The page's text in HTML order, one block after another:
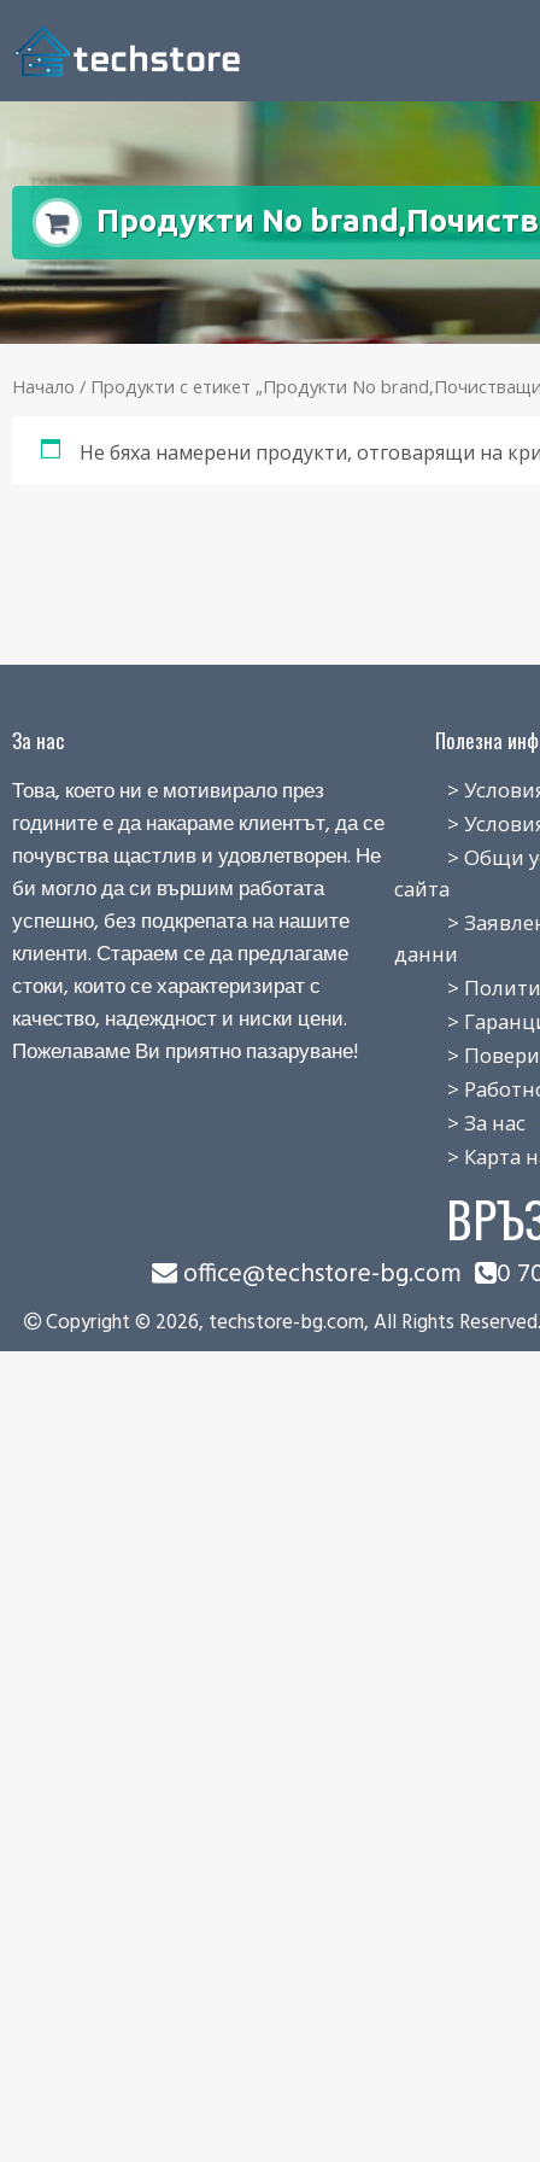
Продукти No
Начало / Продукти с етикет „Продукти No
Не бяха намерени продукти, отговарящи на
За нас
Това, което ни е мотивирало през
годините е да накараме клиентът, да се
почувства щастлив и удовлетворен. Не
би могло да си вършим работата
успешно, без подкрепата на нашите
клиенти. Стараем се да предлагаме
стоки, които се характеризират с
качество, надеждност и ниски цени.
Пожелаваме Ви приятно пазаруване!
Полезна
> Условия
> Условия
> Общи
сайта
>
данни
>
>
>
> Работно
> За нас
> Карта на
office@techstore-bg.com 0
Copyright © 2026, techstore-bg.com, All Rights Reserved.